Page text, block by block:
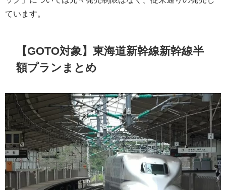
ています。
【GOTO対象】東海道新幹線新幹線半
額プランまとめ